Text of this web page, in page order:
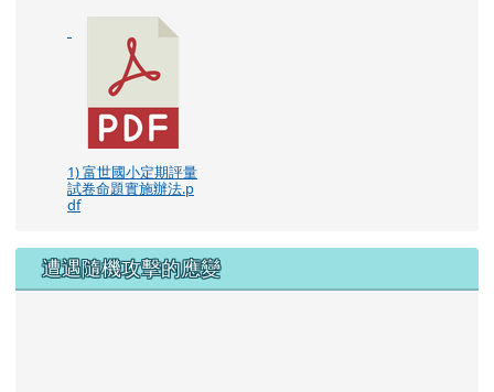
1) 富世國小定期評量
試卷命題實施辦法.p
df
遭遇隨機攻擊的應變